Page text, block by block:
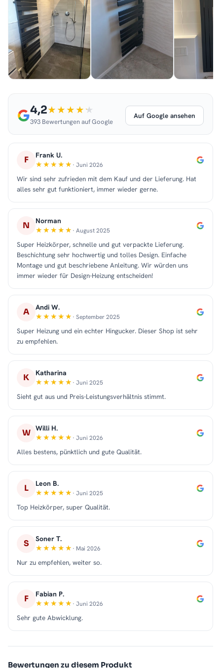
4,2
393 Bewertungen auf Google
Auf Google ansehen
F Frank U.
· Juni 2026
Wir sind sehr zufrieden mit dem Kauf und der Lieferung. Hat
alles sehr gut funktioniert, immer wieder gerne.
N Norman
· August 2025
Super Heizkörper, schnelle und gut verpackte Lieferung.
Beschichtung sehr hochwertig und tolles Design. Einfache
Montage und gut beschriebene Anleitung. Wir würden uns
immer wieder für Design-Heizung entscheiden!
A Andi W.
· September 2025
Super Heizung und ein echter Hingucker. Dieser Shop ist sehr
zu empfehlen.
K Katharina
· Juni 2025
Sieht gut aus und Preis-Leistungsverhältnis stimmt.
W Willi H.
· Juni 2026
Alles bestens, pünktlich und gute Qualität.
L Leon B.
· Juni 2025
Top Heizkörper, super Qualität.
S Soner T.
· Mai 2026
Nur zu empfehlen, weiter so.
F Fabian P.
· Juni 2026
Sehr gute Abwicklung.
Bewertungen zu diesem Produkt